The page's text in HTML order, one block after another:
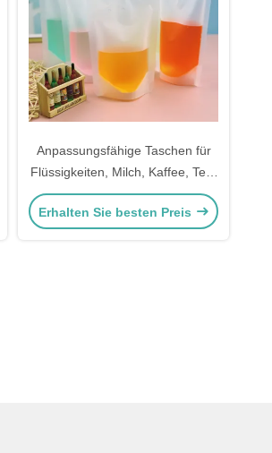
Anpassungsfähige Taschen für
Flüssigkeiten, Milch, Kaffee, Tee,
Getränke, Bier und Saft
Erhalten Sie besten Preis